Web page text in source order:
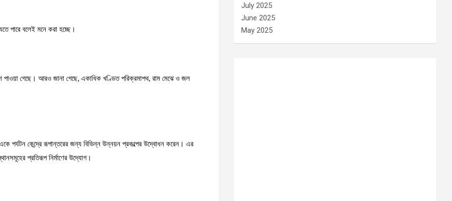
পারে বলেই মনে করা হচ্ছে।
পাওয়া গেছে। আরও জানা গেছে, একাধিক খণ্ডিত পরিক্রমাপথ, রাম মেঝে ও জল
পর্যটন কেন্দ্রে রূপান্তরের জন্য বিভিন্ন উন্নয়ন প্রকল্পের উদ্বোধন করেন। এর
প্রতিরূপ নির্মাণের উদ্যোগ।
July 2025
June 2025
May 2025